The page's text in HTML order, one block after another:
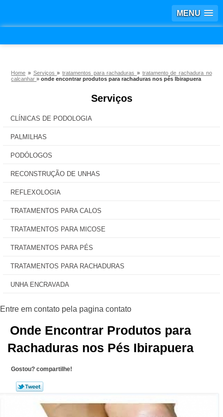
MENU
Home » Serviços»tratamentos para rachaduras » tratamento de rachadura no
calcanhar»onde encontrar produtos para rachaduras nos pés Ibirapuera
Serviços
CLÍNICAS DE PODOLOGIA
PALMILHAS
PODÓLOGOS
RECONSTRUÇÃO DE UNHAS
REFLEXOLOGIA
TRATAMENTOS PARA CALOS
TRATAMENTOS PARA MICOSE
TRATAMENTOS PARA PÉS
TRATAMENTOS PARA RACHADURAS
UNHA ENCRAVADA
Onde Encontrar Produtos para
Rachaduras nos Pés Ibirapuera
Gostou? compartilhe!